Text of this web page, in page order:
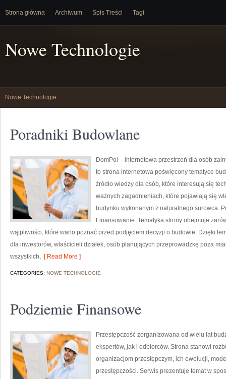
Strona główna Archiwum Spis Treści Tagi
Nowe Technologie
Nowe Technologie
Poradniki Budowlane
DomPol – internetowa przestrzeń dla osób
to strona internetowa poświęcony tematyce
źródło wiedzy dla osób, które interesują się
ważnych zagadnieniach, które pojawiają się
budynku wykonanym z naturalnego surowca.
Finansowanie. Tematyka strony obejmuje
wątpliwości, które warto poznać przed podjęciem decyzji o budowie. Dzięki
dla inwestorów, właścicieli działek, osób planujących przeprowadzkę poza
wszystkich, [ Read More ]
CATEGORIES: NOWE TECHNOLOGIE
Podziemie Finansowe
Przestępczość zorganizowana od wielu lat
ekspertów, jak i odbiorców. Strona stanowi
organizacjom przestępczym, ich ewolucji,
przestępczości. Serwis prezentuje temat w